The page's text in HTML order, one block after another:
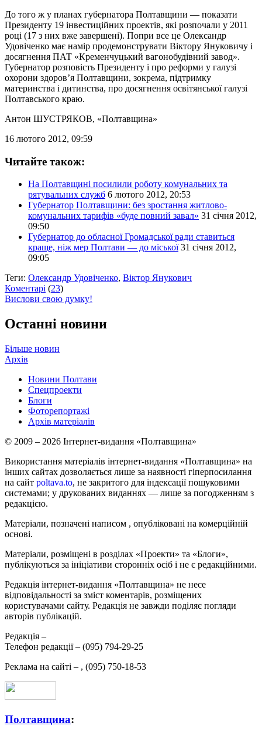
До того ж у планах губернатора Полтавщини — показати
Президенту 19 інвестиційних проектів, які розпочали у 2011
році (17 з них вже завершені). Попри все це Олександр
Удовіченко має намір продемонструвати Віктору Януковичу і
досягнення ПАТ «Кременчуцький вагонобудівний завод».
Губернатор розповість Президенту і про реформи у галузі
охорони здоров’я Полтавщини, зокрема, підтримку
материнства і дитинства, про досягнення освітянської галузі
Полтавського краю.
Антон ШУСТРЯКОВ, «Полтавщина»
16 лютого 2012, 09:59
Читайте також:
На Полтавщині посилили роботу комунальних та
рятувальних служб 6 лютого 2012, 20:53
Губернатор Полтавщини: без зростання житлово-
комунальних тарифів «буде повний завал» 31 січня 2012,
09:50
Губернатор до обласної Громадської ради ставиться
краще, ніж мер Полтави — до міської 31 січня 2012,
09:05
Теги: Олександр Удовіченко, Віктор Янукович
Коментарі (23)
Вислови свою думку!
Останні новини
Більше новин
Архів
Новини Полтави
Спецпроекти
Блоги
Фоторепортажі
Архів матеріалів
© 2009 – 2026 Інтернет-видання «Полтавщина»
Використання матеріалів інтернет-видання «Полтавщина» на
інших сайтах дозволяється лише за наявності гіперпосилання
на сайт poltava.to, не закритого для індексації пошуковими
системами; у друкованих виданнях — лише за погодженням з
редакцією.
Матеріали, позначені написом , опубліковані на комерційній
основі.
Матеріали, розміщені в розділах «Проекти» та «Блоги»,
публікуються за ініціативи сторонніх осіб і не є редакційними.
Редакція інтернет-видання «Полтавщина» не несе
відповідальності за зміст коментарів, розміщених
користувачами сайту. Редакція не завжди поділяє погляди
авторів публікацій.
Редакція –
Телефон редакції – (095) 794-29-25
Реклама на сайті – , (095) 750-18-53
Полтавщина: